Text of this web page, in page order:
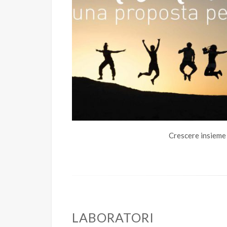
Crescere insieme
LABORATORI